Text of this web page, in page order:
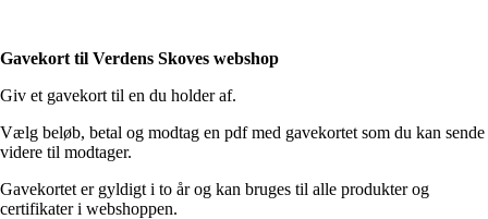
Gavekort til Verdens Skoves webshop
Giv et gavekort til en du holder af.
Vælg beløb, betal og modtag en pdf med gavekortet som du kan sende
videre til modtager.
Gavekortet er gyldigt i to år og kan bruges til alle produkter og
certifikater i webshoppen.